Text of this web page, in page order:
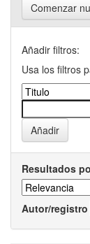
Comenzar
Añadir filtros:
Usa los filtros
Resultados
Autor/registro